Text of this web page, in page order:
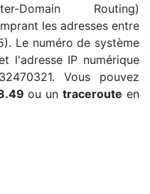
Domain Routing)
les adresses entre
Le numéro de système
l'adresse IP numérique
Vous pouvez
ou untraceroute en